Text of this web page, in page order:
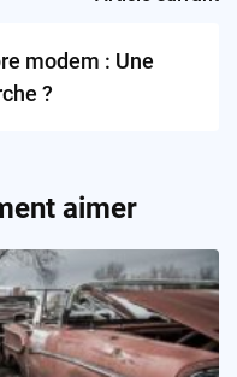
modem : Une
?
aimer